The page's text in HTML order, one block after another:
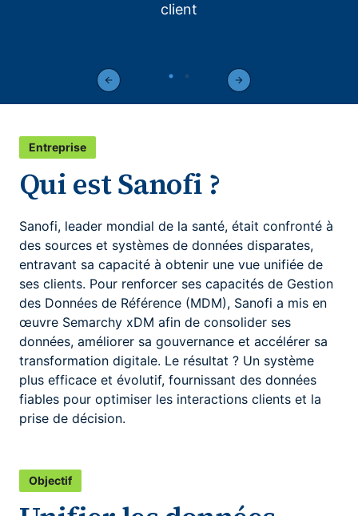
client
Entreprise
Qui est Sanofi ?
Sanofi, leader mondial de la santé, était confronté à
des sources et systèmes de données disparates,
entravant sa capacité à obtenir une vue unifiée de
ses clients. Pour renforcer ses capacités de Gestion
des Données de Référence (MDM), Sanofi a mis en
œuvre Semarchy xDM afin de consolider ses
données, améliorer sa gouvernance et accélérer sa
transformation digitale. Le résultat ? Un système
plus efficace et évolutif, fournissant des données
fiables pour optimiser les interactions clients et la
prise de décision.
Objectif